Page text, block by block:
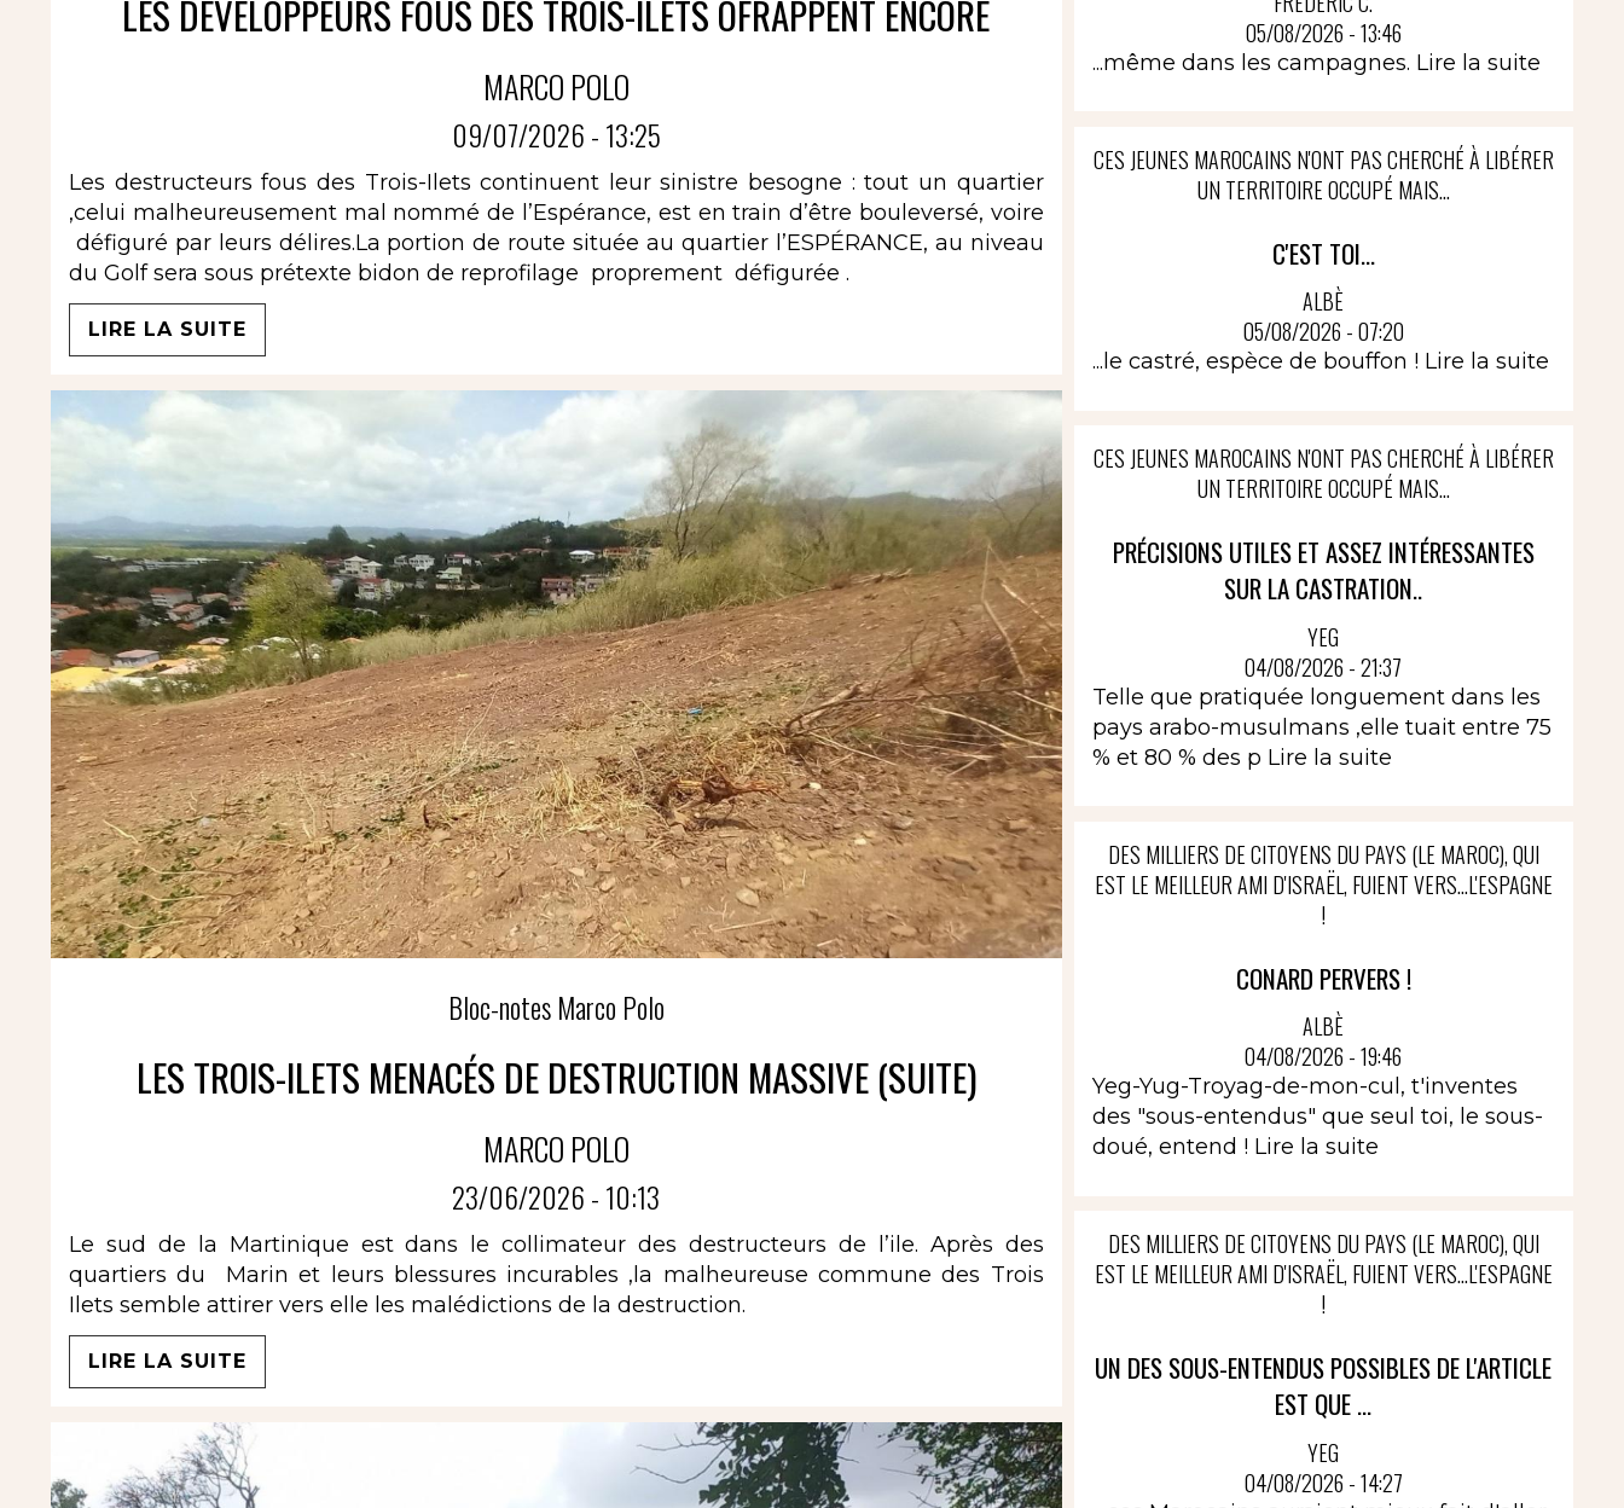
LES DEVELOPPEURS FOUS DES TROIS-ILETS OFRAPPENT ENCORE
MARCO POLO
09/07/2026 - 13:25
Les destructeurs fous des Trois-Ilets continuent leur sinistre besogne : tout un quartier
,celui malheureusement mal nommé de l’Espérance, est en train d’être bouleversé, voire
défiguré par leurs délires.La portion de route située au quartier l’ESPÉRANCE, au niveau
du Golf sera sous prétexte bidon de reprofilage proprement défigurée .
LIRE LA SUITE
Bloc-notes Marco Polo
LES TROIS-ILETS MENACÉS DE DESTRUCTION MASSIVE (SUITE)
MARCO POLO
23/06/2026 - 10:13
Le sud de la Martinique est dans le collimateur des destructeurs de l’ile. Après des
quartiers du Marin et leurs blessures incurables ,la malheureuse commune des Trois
Ilets semble attirer vers elle les malédictions de la destruction.
LIRE LA SUITE
05/08/2026 - 13:46
...même dans les campagnes. Lire la suite
CES JEUNES MAROCAINS N'ONT PAS CHERCHÉ À LIBÉRER
UN TERRITOIRE OCCUPÉ MAIS...
C'EST TOI...
ALBÈ
05/08/2026 - 07:20
...le castré, espèce de bouffon ! Lire la suite
CES JEUNES MAROCAINS N'ONT PAS CHERCHÉ À LIBÉRER
UN TERRITOIRE OCCUPÉ MAIS...
PRÉCISIONS UTILES ET ASSEZ INTÉRESSANTES
SUR LA CASTRATION..
YEG
04/08/2026 - 21:37
Telle que pratiquée longuement dans les
pays arabo-musulmans ,elle tuait entre 75
% et 80 % des p Lire la suite
DES MILLIERS DE CITOYENS DU PAYS (LE MAROC), QUI
EST LE MEILLEUR AMI D'ISRAËL, FUIENT VERS...L'ESPAGNE
!
CONARD PERVERS !
ALBÈ
04/08/2026 - 19:46
Yeg-Yug-Troyag-de-mon-cul, t'inventes
des "sous-entendus" que seul toi, le sous-
doué, entend ! Lire la suite
DES MILLIERS DE CITOYENS DU PAYS (LE MAROC), QUI
EST LE MEILLEUR AMI D'ISRAËL, FUIENT VERS...L'ESPAGNE
!
UN DES SOUS-ENTENDUS POSSIBLES DE L'ARTICLE
EST QUE ...
YEG
04/08/2026 - 14:27